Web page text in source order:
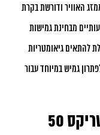
האוויר ודורשת בקרת
מבחינת גמישות
גיאומטריות
גמיש במיוחד עבור
50